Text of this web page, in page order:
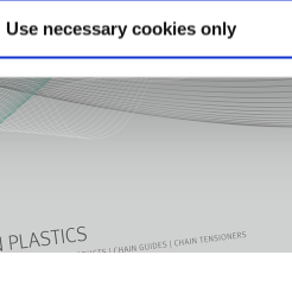
Use necessary cookies only